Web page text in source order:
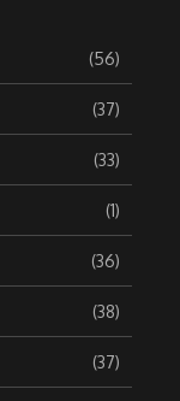
(56)
(37)
(33)
(1)
(36)
(38)
(37)